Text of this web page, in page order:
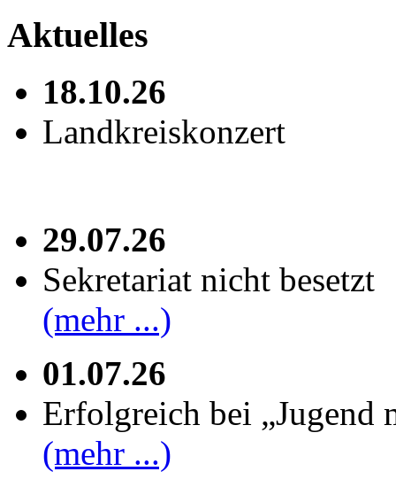
Aktuelles
18.10.26
Landkreiskonzert
29.07.26
Sekretariat nicht besetzt
(mehr ...)
01.07.26
Erfolgreich bei „Jugend
(mehr ...)